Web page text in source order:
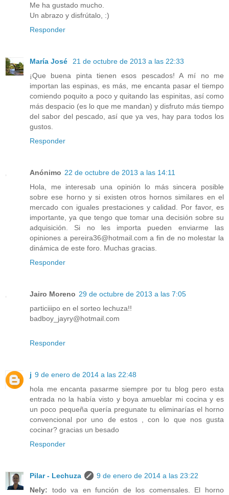
Me ha gustado mucho.
Un abrazo y disfrútalo, :)
Responder
María José
21 de octubre de 2013 a las 22:33
¡Que buena pinta tienen esos pescados! A mí no me
importan las espinas, es más, me encanta pasar el tiempo
comiendo poquito a poco y quitando las espinitas, así como
más despacio (es lo que me mandan) y disfruto más tiempo
del sabor del pescado, así que ya ves, hay para todos los
gustos.
Responder
Anónimo 22 de octubre de 2013 a las 14:11
Hola, me interesab una opinión lo más sincera posible
sobre ese horno y si existen otros hornos similares en el
mercado con iguales prestaciones y calidad. Por favor, es
importante, ya que tengo que tomar una decisión sobre su
adquisición. Si no les importa pueden enviarme las
opiniones a pereira36@hotmail.com a fin de no molestar la
dinámica de este foro. Muchas gracias.
Responder
Jairo Moreno 29 de octubre de 2013 a las 7:05
particiiipo en el sorteo lechuza!!
badboy_jayry@hotmail.com
Responder
j 9 de enero de 2014 a las 22:48
hola me encanta pasarme siempre por tu blog pero esta
entrada no la había visto y boya amueblar mi cocina y es
un poco pequeña quería pregunate tu eliminarías el horno
convencional por uno de estos , con lo que nos gusta
cocinar? gracias un besado
Responder
Pilar - Lechuza
9 de enero de 2014 a las 23:22
Nely: todo va en función de los comensales. El horno